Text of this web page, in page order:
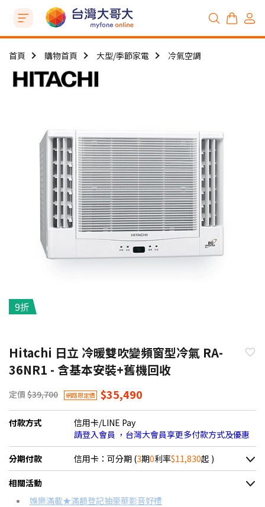
首頁 購物首頁 大型/季節家電 冷氣空調
9折
Hitachi 日立 冷暖雙吹變頻窗型冷氣 RA-
36NR1 - 含基本安裝+舊機回收
定價 $39,700 網路限定價 $35,490
付款方式
信用卡/LINE Pay
請登入會員 ，台灣大會員享更多付款方式及優惠
分期付款 信用卡：可分期 (3期0利率$11,830起 )
＊實際可分期數、適用利率，請以購物車顯示為主
信用卡分期
相關活動
娛樂滿載★滿額登記抽豪華影音好禮